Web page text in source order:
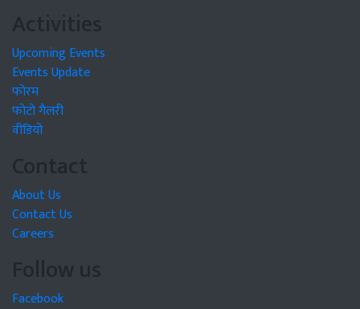
Activities
Upcoming Events
Events Update
फोरम
फोटो गैलरी
वीडियो
Contact
About Us
Contact Us
Careers
Follow us
Facebook